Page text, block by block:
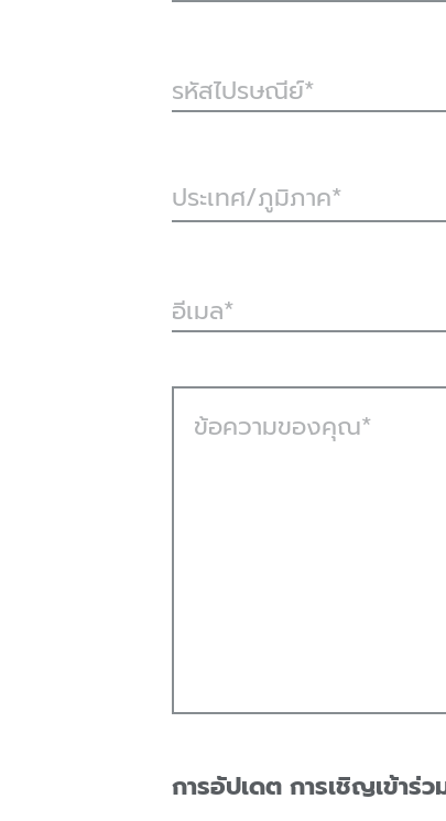
รหัสไปรษณีย์
ประเทศ/ภูมิภาค*
อีเมล
ข้อความของคุณ
การอัปเดต การเชิญเข้าร่